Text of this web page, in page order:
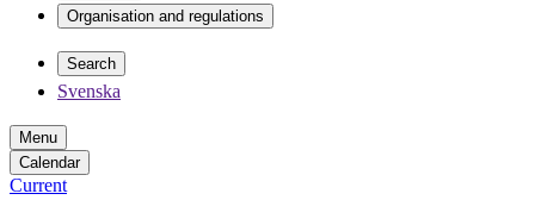
Organisation and regulations
Search
Svenska
Menu
Calendar
Current